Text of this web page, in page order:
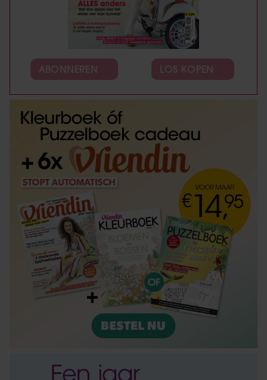
ABONNEREN LOS KOPEN